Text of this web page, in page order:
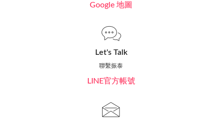
Google 地圖
Let's Talk
聯繫振泰
LINE官方帳號